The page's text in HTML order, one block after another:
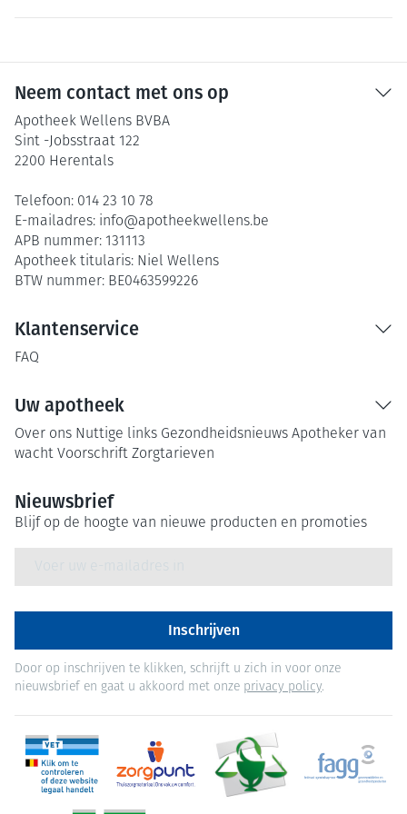
Neem contact met ons op
Apotheek Wellens BVBA
Sint -Jobsstraat 122
2200 Herentals
Telefoon: 014 23 10 78
E-mailadres: info@apotheekwellens.be
APB nummer: 131113
Apotheek titularis: Niel Wellens
BTW nummer: BE0463599226
Klantenservice
FAQ
Uw apotheek
Over ons Nuttige links Gezondheidsnieuws Apotheker van
wacht Voorschrift Zorgtarieven
Nieuwsbrief
Blijf op de hoogte van nieuwe producten en promoties
Inschrijven
Door op inschrijven te klikken, schrijft u zich in voor onze
nieuwsbrief en gaat u akkoord met onze privacy policy.